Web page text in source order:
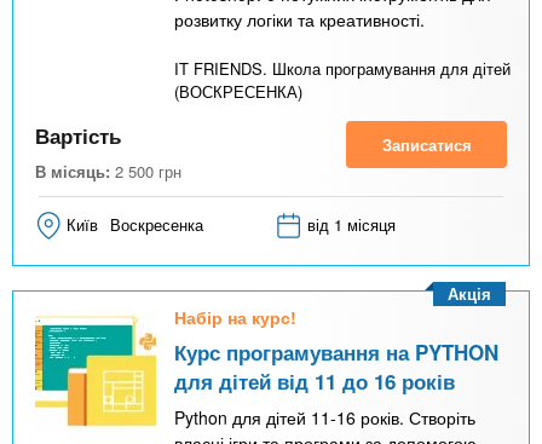
розвитку логіки та креативності.
IT FRIENDS. Школа програмування для дітей
(ВОСКРЕСЕНКА)
Вартість
В місяць: 2 500 грн
Записатися
Київ Воскресенка від 1 місяця
Набір на курс!
Курс програмування на PYTHON
для дітей від 11 до 16 років
Python для дітей 11-16 років. Створіть
Акція